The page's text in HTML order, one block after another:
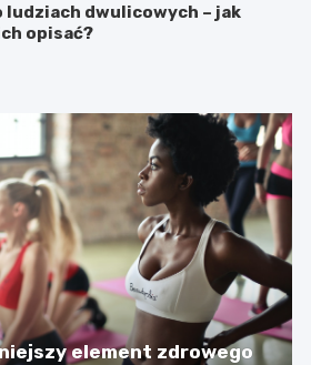
ludziach dwulicowych – jak
opisać?
element zdrowego